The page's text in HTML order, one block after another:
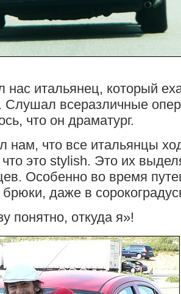
нас итальянец, который
Слушал всеразличные
что он драматург.
нам, что все итальянцы
это stylish. Это их
Особенно во время
брюки, даже в
понятно, откуда я»!